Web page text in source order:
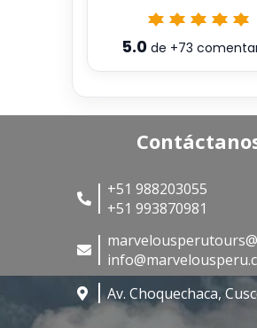
5.0de +73
+51 988203055
+51 993870981
Av. Choquechaca,